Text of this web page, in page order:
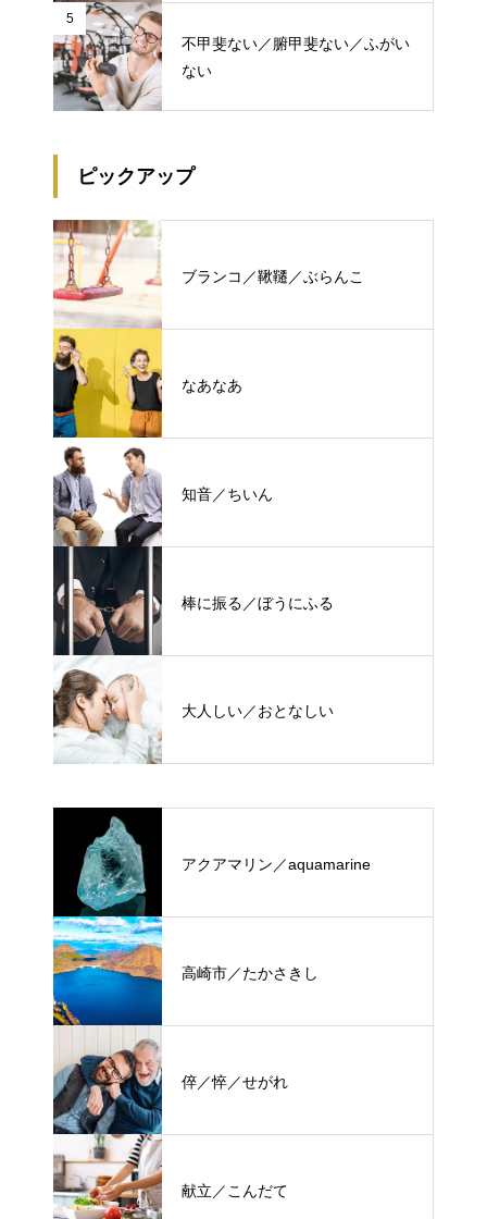
5
不甲斐ない／腑甲斐ない／ふがい
ない
ピックアップ
ブランコ／鞦韆／ぶらんこ
なあなあ
知音／ちいん
棒に振る／ぼうにふる
大人しい／おとなしい
アクアマリン／aquamarine
高崎市／たかさきし
倅／悴／せがれ
献立／こんだて